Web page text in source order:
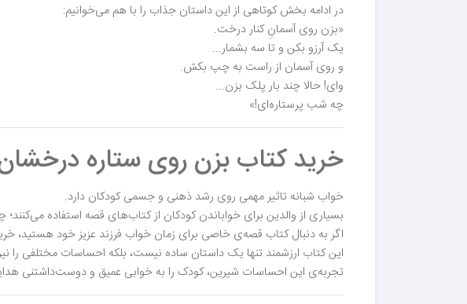
در ادامه بخش کوتاهی از این داستان جذاب را با هم می‌خوانیم:
«بزن روی آسمانِ کنار درخت.
یک آرزو بکن و تا سه بشمار...
و روی آسمان از راست به چپ بکش.
وای! حالا چند بار پلک بزن...
چه شب پرستاره‌ای!»
خرید کتاب بزن روی ستاره
خواب شبانه تاثیر مهمی روی رشد ذهنی و جسمی کودکان دارد.
بسیاری از والدین برای خواباندن کودکان از کتاب‌های قصه استفاده
اگر به دنبال کتاب قصه‌ی خاصی برای زمان خواب فرزند عزیز خود هستید،
این کتاب ارزشمند تنها یک داستان ساده نیست، بلکه احساسات مختلفی
تجربه‌ی این احساسات شیرین، کودک را به خوابی عمیق و دوست‌داشتنی